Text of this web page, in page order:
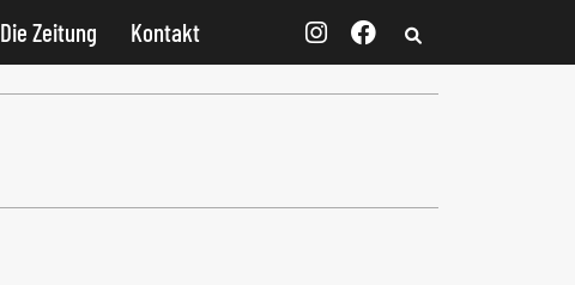
Die Zeitung Kontakt